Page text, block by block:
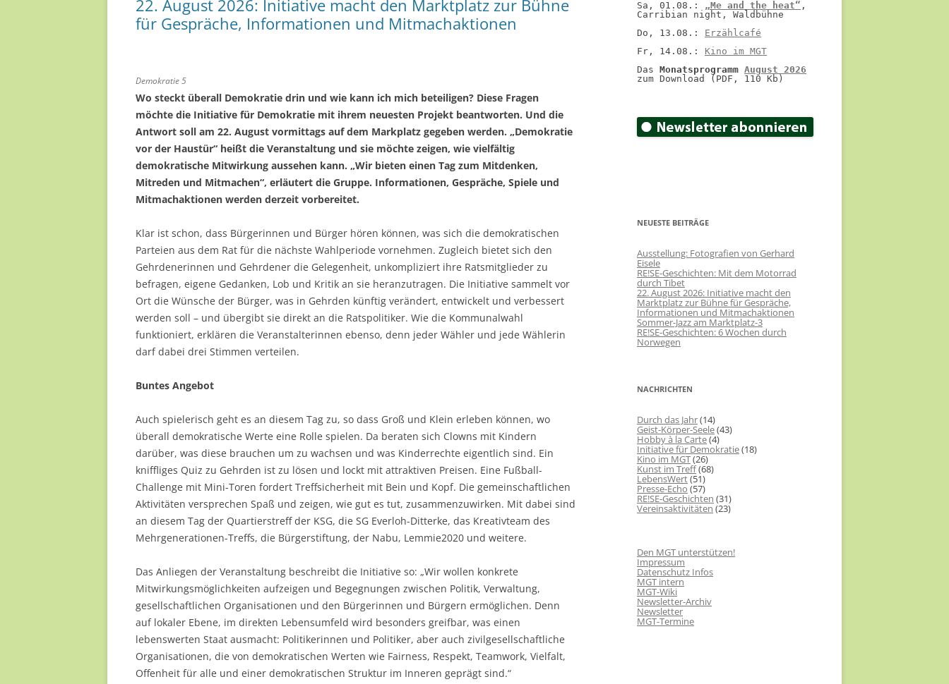
FREIWILLIG UND UNBEZAHLBAR –
EHRENAMTLICHE IM MGT
NÄHTREFF
REPARATUR-CAFÉ
SELBSTHILFEGRUPPE-DEMENZ
22. August 2026: Initiative macht den Marktplatz zur Bühne
für Gespräche, Informationen und Mitmachaktionen
Demokratie 5
Wo steckt überall Demokratie drin und wie kann ich mich beteiligen? Diese Fragen
möchte die Initiative für Demokratie mit ihrem neuesten Projekt beantworten. Und die
Antwort soll am 22. August vormittags auf dem Markplatz gegeben werden. „Demokratie
vor der Haustür“ heißt die Veranstaltung und sie möchte zeigen, wie vielfältig
demokratische Mitwirkung aussehen kann. „Wir bieten einen Tag zum Mitdenken,
Mitreden und Mitmachen“, erläutert die Gruppe. Informationen, Gespräche, Spiele und
Mitmachaktionen werden derzeit vorbereitet.
Klar ist schon, dass Bürgerinnen und Bürger hören können, was sich die demokratischen
Parteien aus dem Rat für die nächste Wahlperiode vornehmen. Zugleich bietet sich den
Gehrdenerinnen und Gehrdener die Gelegenheit, unkompliziert ihre Ratsmitglieder zu
befragen, eigene Gedanken, Lob und Kritik an sie heranzutragen. Die Initiative sammelt vor
Ort die Wünsche der Bürger, was in Gehrden künftig verändert, entwickelt und verbessert
werden soll – und übergibt sie direkt an die Ratspolitiker. Wie die Kommunalwahl
funktioniert, erklären die Veranstalterinnen ebenso, denn jeder Wähler und jede Wählerin
darf dabei drei Stimmen verteilen.
Buntes Angebot
Auch spielerisch geht es an diesem Tag zu, so dass Groß und Klein erleben können, wo
überall demokratische Werte eine Rolle spielen. Da beraten sich Clowns mit Kindern
darüber, was diese brauchen um zu wachsen und was Kinderrechte eigentlich sind. Ein
kniffliges Quiz zu Gehrden ist zu lösen und lockt mit attraktiven Preisen. Eine Fußball-
Challenge mit Mini-Toren fordert Treffsicherheit mit Bein und Kopf. Die gemeinschaftlichen
Aktivitäten versprechen Spaß und zeigen, wie gut es tut, zusammenzuwirken. Mit dabei sind
an diesem Tag der Quartierstreff der KSG, die SG Everloh-Ditterke, das Kreativteam des
Mehrgenerationen-Treffs, die Bürgerstiftung, der Nabu, Lemmie2020 und weitere.
Das Anliegen der Veranstaltung beschreibt die Initiative so: „Wir wollen konkrete
Mitwirkungsmöglichkeiten aufzeigen und Begegnungen zwischen Politik, Verwaltung,
gesellschaftlichen Organisationen und den Bürgerinnen und Bürgern ermöglichen. Denn
auf lokaler Ebene, im direkten Lebensumfeld wird besonders greifbar, was einen
lebenswerten Staat ausmacht: Politikerinnen und Politiker, aber auch zivilgesellschaftliche
Organisationen, die von demokratischen Werten wie Fairness, Respekt, Teamwork, Vielfalt,
Offenheit für alle und einer demokratischen Struktur im Inneren geprägt sind.“
Sa, 01.08.: „Me and the heat“ ,
Carribian night, Waldbühne
Do, 13.08.: Erzählcafé
Fr, 14.08.: Kino im MGT
Das Monatsprogramm August 2026
zum Download (PDF, 110 Kb)
NEUESTE BEITRÄGE
Ausstellung: Fotografien von Gerhard
Eisele
RE!SE-Geschichten: Mit dem Motorrad
durch Tibet
22. August 2026: Initiative macht den
Marktplatz zur Bühne für Gespräche,
Informationen und Mitmachaktionen
Sommer-Jazz am Marktplatz-3
RE!SE-Geschichten: 6 Wochen durch
Norwegen
NACHRICHTEN
Durch das Jahr(14)
Geist-Körper-Seele(43)
Hobby à la Carte(4)
Initiative für Demokratie(18)
Kino im MGT(26)
Kunst im Treff(68)
LebensWert(51)
Presse-Echo (57)
RE!SE-Geschichten (31)
Vereinsaktivitäten (23)
Den MGT unterstützen!
Impressum
Datenschutz Infos
MGT intern
MGT-Wiki
Newsletter-Archiv
Newsletter
MGT-Termine